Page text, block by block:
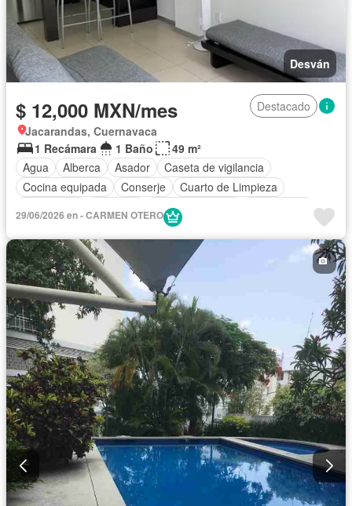
Desván
$ 12,000 MXN/mes
Destacado
Jacarandas, Cuernavaca
1 Recámara
1 Baño
49 m²
Agua
Alberca Asador
Caseta de vigilancia
Cocina equipada
Conserje
Cuarto de Limpieza
Estacionamiento
Jardín
Sala polivalente
Terraza
Completamente amueblado
29/06/2026 en - CARMEN OTERO